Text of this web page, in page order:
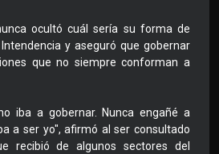
ocultó cuál sería su forma de
y aseguró que gobernar
que no siempre conforman a
iba a gobernar. Nunca engañé a
a ser yo", afirmó al ser consultado
recibió de algunos sectores del